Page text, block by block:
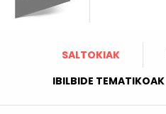
SALTOKIAK
IBILBIDE TEMATIKOAK